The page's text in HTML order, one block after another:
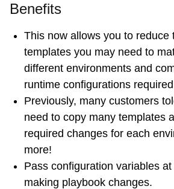
Benefits
This now allows you to reduce
templates you may need to
different environments and
runtime configurations
Previously, many customers
need to copy many templates
required changes for each
more!
Pass configuration variables
making playbook changes.